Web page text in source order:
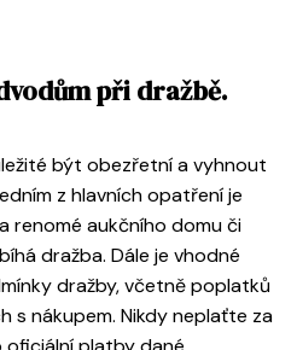
při dražbě.
být obezřetní a vyhnout
z hlavních opatření je
aukčního domu či
dražba. Dále je vhodné
dražby, včetně poplatků
s nákupem. Nikdy neplaťte za